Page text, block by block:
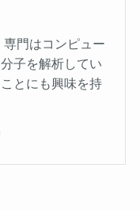
門はコンピュー
子を解析してい
とにも興味を持